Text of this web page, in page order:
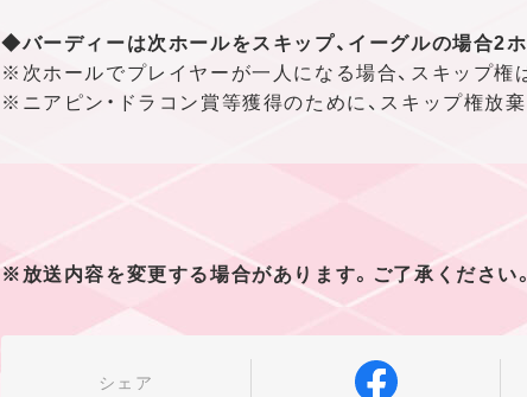
◆バーディーは次ホールをスキップ、イーグルの場合2
※次ホールでプレイヤーが一人になる場合、スキップ権
※ニアピン・ドラコン賞等獲得のために、スキップ権放
※放送内容を変更する場合があります。ご了承ください。
シェア